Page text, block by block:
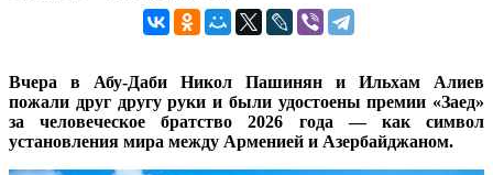
Вчера в Абу-Даби Никол Пашинян и Ильхам Алиев
пожали друг другу руки и были удостоены премии «Заед»
за человеческое братство 2026 года — как символ
установления мира между Арменией и Азербайджаном.